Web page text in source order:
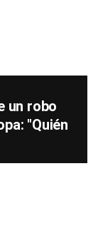
un robo
"Quién